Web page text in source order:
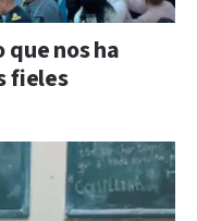
que nos ha
fieles